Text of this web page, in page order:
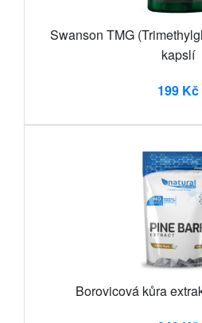
Swanson TMG
kapslí
199 Kč
Borovicová kůra